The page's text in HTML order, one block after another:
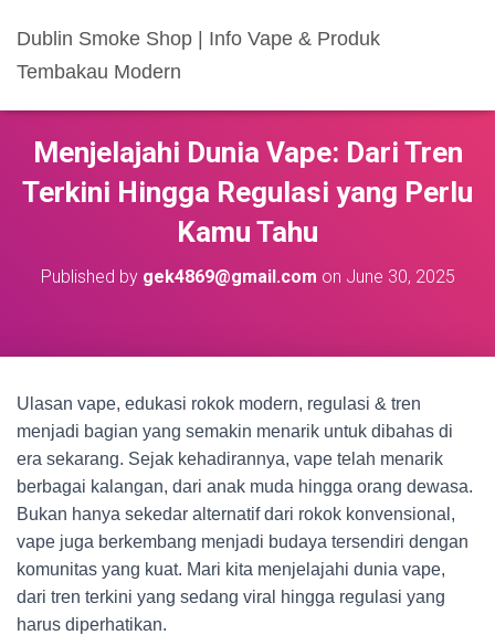
Dublin Smoke Shop | Info Vape & Produk
Tembakau Modern
Menjelajahi Dunia Vape: Dari Tren
Terkini Hingga Regulasi yang Perlu
Kamu Tahu
Published by gek4869@gmail.com on June 30, 2025
Ulasan vape, edukasi rokok modern, regulasi & tren
menjadi bagian yang semakin menarik untuk dibahas di
era sekarang. Sejak kehadirannya, vape telah menarik
berbagai kalangan, dari anak muda hingga orang dewasa.
Bukan hanya sekedar alternatif dari rokok konvensional,
vape juga berkembang menjadi budaya tersendiri dengan
komunitas yang kuat. Mari kita menjelajahi dunia vape,
dari tren terkini yang sedang viral hingga regulasi yang
harus diperhatikan.